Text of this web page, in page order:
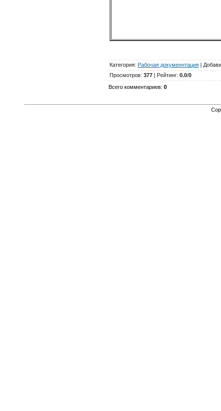
Категория: Рабочая докуменнтация |
Просмотров: 377 | Рейтинг: 0.0/0
Всего комментариев: 0